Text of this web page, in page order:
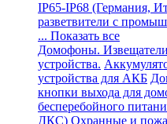
IP65-IP68 (Германия,
разветвители с
... Показать все
Домофоны.
устройства.
устройства для АКБ
кнопки выхода для
бесперебойного
ДКС) Охранные и